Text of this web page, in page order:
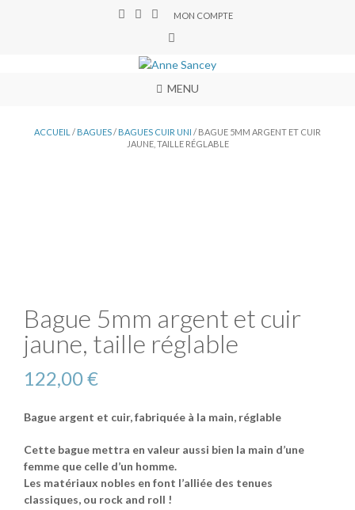
MON COMPTE
MENU
ACCUEIL / BAGUES/ BAGUES CUIR UNI / BAGUE 5MM ARGENT ET CUIR
JAUNE, TAILLE RÉGLABLE
Bague 5mm argent et cuir
jaune, taille réglable
122,00€
Bague argent et cuir, fabriquée à la main, réglable
Cette bague mettra en valeur aussi bien la main d’une
femme que celle d’un homme.
Les matériaux nobles en font l’alliée des tenues
classiques, ou rock and roll !